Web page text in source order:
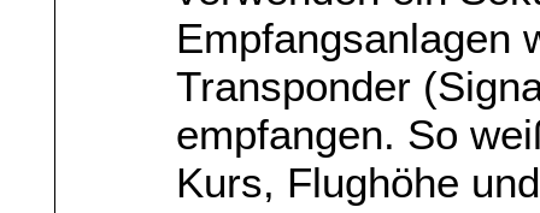
Empfangsanlagen
Transponder
empfangen. So
Kurs, Flughöhe